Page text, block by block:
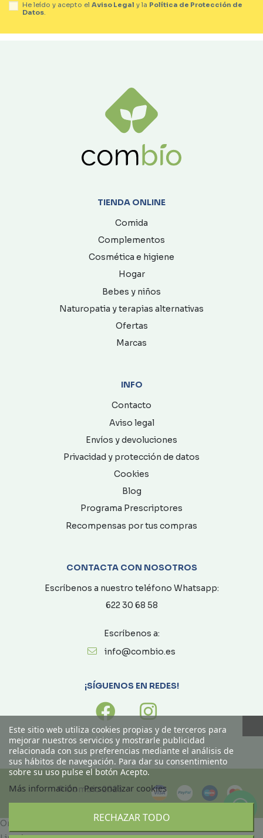
He leído y acepto el Aviso Legal y la Política de Protección de
Datos.
TIENDA ONLINE
Comida
Complementos
Cosmética e higiene
Hogar
Bebes y niños
Naturopatia y terapias alternativas
Ofertas
Marcas
INFO
Contacto
Aviso legal
Envíos y devoluciones
Privacidad y protección de datos
Cookies
Blog
Programa Prescriptores
Recompensas por tus compras
CONTACTA CON NOSOTROS
Escríbenos a nuestro teléfono Whatsapp:
622 30 68 58
Escríbenos a:
info@combio.es
¡SÍGUENOS EN REDES!
Este sitio web utiliza cookies propias y de terceros para
mejorar nuestros servicios y mostrarle publicidad
relacionada con sus preferencias mediante el análisis de
sus hábitos de navegación. Para dar su consentimiento
sobre su uso pulse el botón Acepto.
Más información Personalizar cookies
RECHAZAR TODO
© Combío 2023
Ordenado por